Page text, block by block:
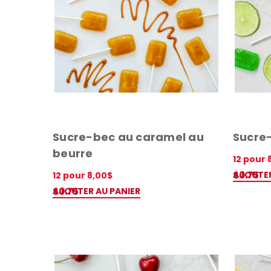
Sucre-bec au caramel au
beurre
12 pour 8,00$
$0.75
AJOUTER AU PANIER
12 pour
$0.75